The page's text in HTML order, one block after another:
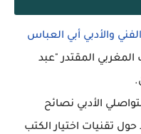
والأدبي أبي العباس
المغربي المقتدر "عبد
الأدبي نصائح
تقنيات اختيار الكتب